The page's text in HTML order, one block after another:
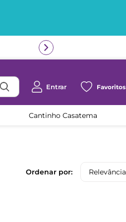
Entrar Favoritos
Cantinho Casatema
Relevância